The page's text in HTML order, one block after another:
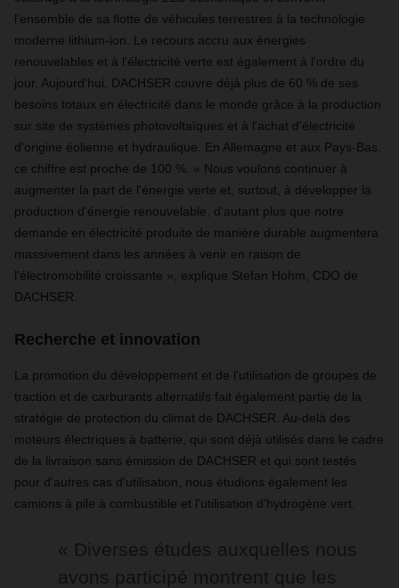
l'ensemble de sa flotte de véhicules terrestres à la technologie
moderne lithium-ion. Le recours accru aux énergies
renouvelables et à l'électricité verte est également à l'ordre du
jour. Aujourd'hui, DACHSER couvre déjà plus de 60 % de ses
besoins totaux en électricité dans le monde grâce à la production
sur site de systèmes photovoltaïques et à l'achat d'électricité
d'origine éolienne et hydraulique. En Allemagne et aux Pays-Bas,
ce chiffre est proche de 100 %. « Nous voulons continuer à
augmenter la part de l'énergie verte et, surtout, à développer la
production d'énergie renouvelable, d'autant plus que notre
demande en électricité produite de manière durable augmentera
massivement dans les années à venir en raison de
l'électromobilité croissante », explique Stefan Hohm, CDO de
DACHSER.
Recherche et innovation
La promotion du développement et de l'utilisation de groupes de
traction et de carburants alternatifs fait également partie de la
stratégie de protection du climat de DACHSER. Au-delà des
moteurs électriques à batterie, qui sont déjà utilisés dans le cadre
de la livraison sans émission de DACHSER et qui sont testés
pour d'autres cas d'utilisation, nous étudions également les
camions à pile à combustible et l'utilisation d'hydrogène vert.
« Diverses études auxquelles nous
avons participé montrent que les